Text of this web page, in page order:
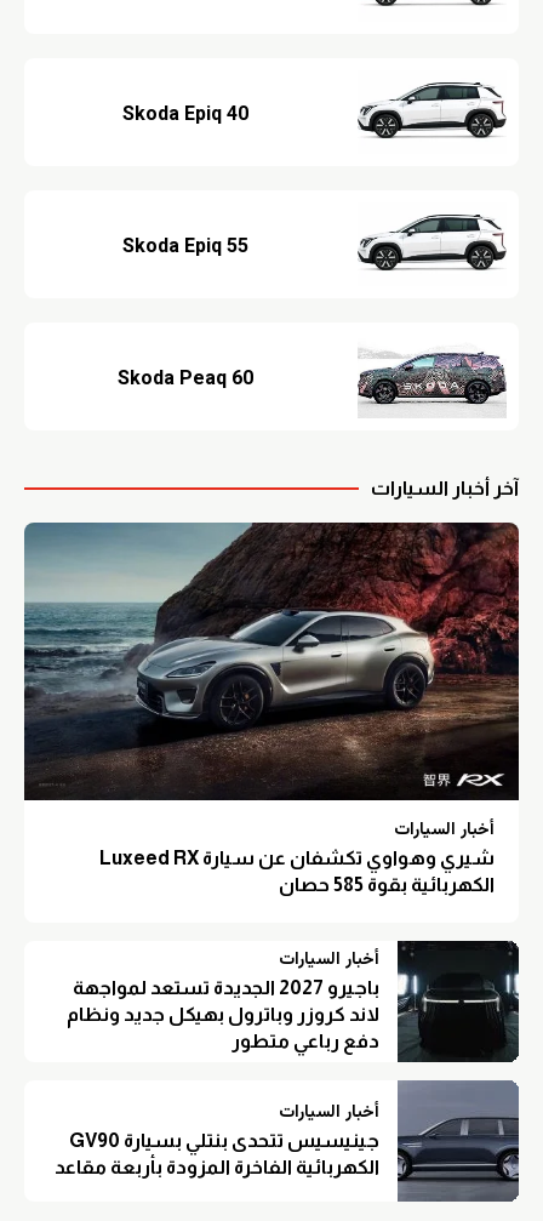
Skoda Epiq 40
Skoda Epiq 55
Skoda Peaq 60
آخر أخبار السيارات
أخبار السيارات
شيري وهواوي تكشفان عن سيارة Luxeed RX
الكهربائية بقوة 585 حصان
أخبار السيارات
باجيرو 2027 الجديدة تستعد لمواجهة
لاند كروزر وباترول بهيكل جديد ونظام
دفع رباعي متطور
أخبار السيارات
جينيسيس تتحدى بنتلي بسيارة GV90
الكهربائية الفاخرة المزودة بأربعة مقاعد